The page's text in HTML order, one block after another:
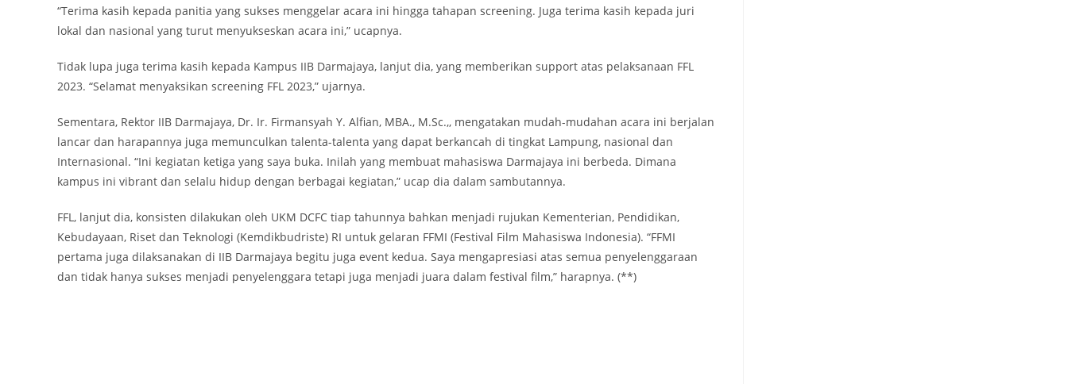
“Terima kasih kepada panitia yang sukses menggelar acara ini hingga tahapan screening. Juga terima kasih kepada juri
lokal dan nasional yang turut menyukseskan acara ini,” ucapnya.
Tidak lupa juga terima kasih kepada Kampus IIB Darmajaya, lanjut dia, yang memberikan support atas pelaksanaan FFL
2023. “Selamat menyaksikan screening FFL 2023,” ujarnya.
Sementara, Rektor IIB Darmajaya, Dr. Ir. Firmansyah Y. Alfian, MBA., M.Sc.,, mengatakan mudah-mudahan acara ini berjalan
lancar dan harapannya juga memunculkan talenta-talenta yang dapat berkancah di tingkat Lampung, nasional dan
Internasional. “Ini kegiatan ketiga yang saya buka. Inilah yang membuat mahasiswa Darmajaya ini berbeda. Dimana
kampus ini vibrant dan selalu hidup dengan berbagai kegiatan,” ucap dia dalam sambutannya.
FFL, lanjut dia, konsisten dilakukan oleh UKM DCFC tiap tahunnya bahkan menjadi rujukan Kementerian, Pendidikan,
Kebudayaan, Riset dan Teknologi (Kemdikbudriste) RI untuk gelaran FFMI (Festival Film Mahasiswa Indonesia). “FFMI
pertama juga dilaksanakan di IIB Darmajaya begitu juga event kedua. Saya mengapresiasi atas semua penyelenggaraan
dan tidak hanya sukses menjadi penyelenggara tetapi juga menjadi juara dalam festival film,” harapnya. (**)